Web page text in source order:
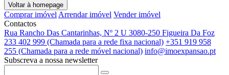
Voltar à homepage
Comprar imóvel Arrendar imóvel Vender imóvel
Contactos
Rua Rancho Das Cantarinhas, Nº 2 U 3080-250 Figueira Da Foz
233 402 999 (Chamada para a rede fixa nacional) +351 919 958
255 (Chamada para a rede móvel nacional) info@imoexpansao.pt
Subscreva a nossa newsletter